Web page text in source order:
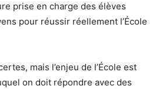
prise en charge des élèves
pour réussir réellement l’École
mais l’enjeu de l’École est
on doit répondre avec des